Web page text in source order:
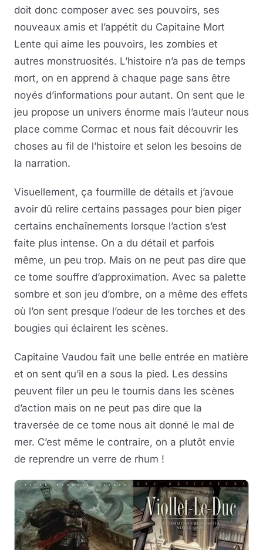
doit donc composer avec ses pouvoirs, ses
nouveaux amis et l’appétit du Capitaine Mort
Lente qui aime les pouvoirs, les zombies et
autres monstruosités. L’histoire n’a pas de temps
mort, on en apprend à chaque page sans être
noyés d’informations pour autant. On sent que le
jeu propose un univers énorme mais l’auteur nous
place comme Cormac et nous fait découvrir les
choses au fil de l’histoire et selon les besoins de
la narration.
Visuellement, ça fourmille de détails et j’avoue
avoir dû relire certains passages pour bien piger
certains enchaînements lorsque l’action s’est
faite plus intense. On a du détail et parfois
même, un peu trop. Mais on ne peut pas dire que
ce tome souffre d’approximation. Avec sa palette
sombre et son jeu d’ombre, on a même des effets
où l’on sent presque l’odeur de les torches et des
bougies qui éclairent les scènes.
Capitaine Vaudou fait une belle entrée en matière
et on sent qu’il en a sous la pied. Les dessins
peuvent filer un peu le tournis dans les scènes
d’action mais on ne peut pas dire que la
traversée de ce tome nous ait donné le mal de
mer. C’est même le contraire, on a plutôt envie
de reprendre un verre de rhum !